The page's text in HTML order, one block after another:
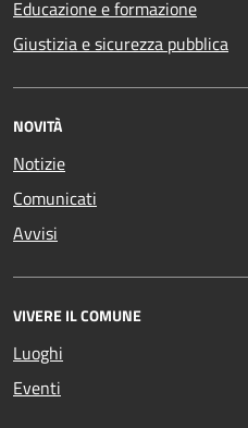
Educazione e formazione
Giustizia e sicurezza pubblica
NOVITÀ
Notizie
Comunicati
Avvisi
VIVERE IL COMUNE
Luoghi
Eventi